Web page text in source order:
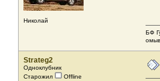
Николай
БФ
Strateg2
Одноклубник
Старожил
Offline